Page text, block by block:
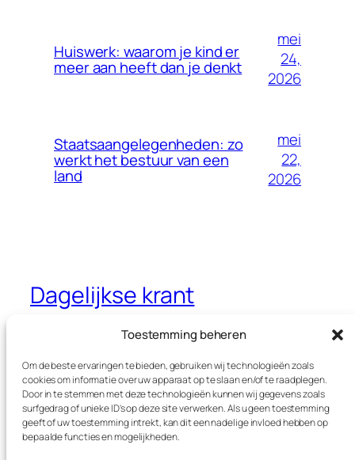
Toestemming beheren
Om de beste ervaringen te bieden, gebruiken wij technologieën zoals
cookies om informatie over uw apparaat op te slaan en/of te raadplegen.
Door in te stemmen met deze technologieën kunnen wij gegevens zoals
surfgedrag of unieke ID's op deze site verwerken. Als u geen toestemming
geeft of uw toestemming intrekt, kan dit een nadelige invloed hebben op
bepaalde functies en mogelijkheden.
Huiswerk: waarom je kind er
meer aan heeft dan je denkt
mei
24,
2026
Staatsaangelegenheden: zo
werkt het bestuur van een
land
mei
22,
2026
Dagelijkse krant
Jouw dagelijkse krant met interessante
Blog
Over
Evenementen
Winkel